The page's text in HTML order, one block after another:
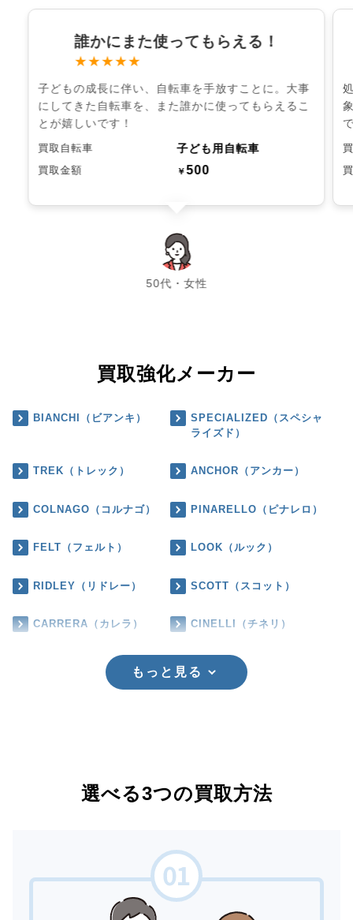
誰かにまた使ってもらえる！
★★★★★
子どもの成長に伴い、自転車を手放すことに。大事
にしてきた自転車を、また誰かに使ってもらえるこ
とが嬉しいです！
買取自転車 子ども用自転車
買取金額 ￥500
50代・女性
chevron_left chevron_right
買取強化メーカー
BIANCHI（ビアンキ）
SPECIALIZED（スペシャ
ライズド）
TREK（トレック） ANCHOR（アンカー）
COLNAGO（コルナゴ） PINARELLO（ピナレロ）
FELT（フェルト） LOOK（ルック）
RIDLEY（リドレー） SCOTT（スコット）
CARRERA（カレラ） CINELLI（チネリ）
もっと見る
選べる3つの買取方法